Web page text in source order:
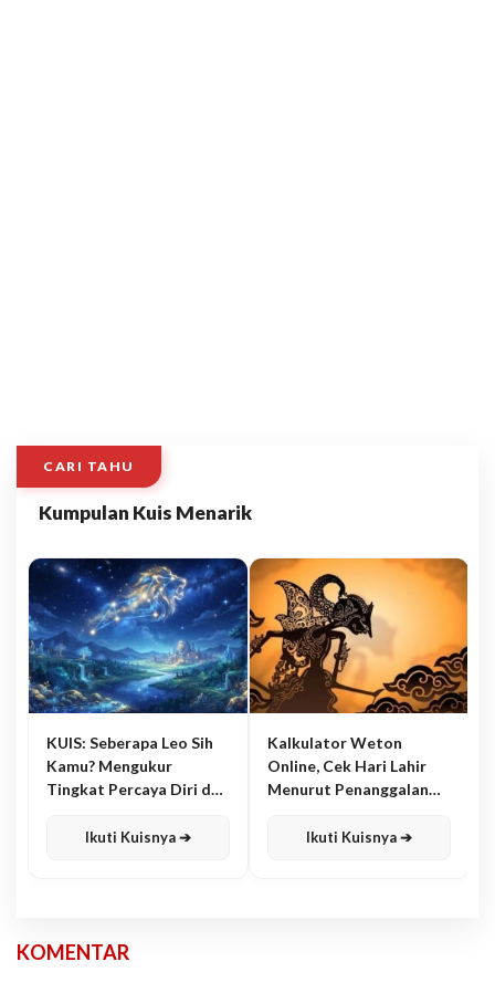
CARI TAHU
Kumpulan Kuis Menarik
KUIS: Seberapa Leo Sih
Kamu? Mengukur
Tingkat Percaya Diri dan
Ikuti Kuisnya ➔
Kalkulator Weton
Online, Cek Hari Lahir
Menurut Penanggalan
Ikuti Kuisnya ➔
KOMENTAR